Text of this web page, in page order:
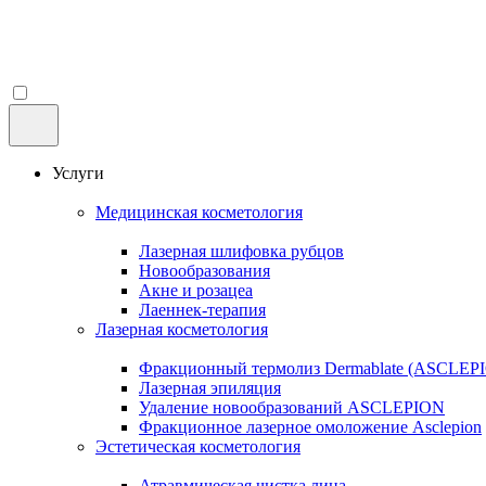
Услуги
Медицинская косметология
Лазерная шлифовка рубцов
Новообразования
Акне и розацеа
Лаеннек-терапия
Лазерная косметология
Фракционный термолиз Dermablate
Лазерная эпиляция
Удаление новообразований ASCLEPION
Фракционное лазерное омоложение Asclepion
Эстетическая косметология